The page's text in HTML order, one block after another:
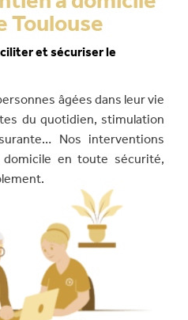
Toulouse
et sécuriser le
âgées dans leur vie
du quotidien, stimulation
Nos interventions
en toute sécurité,